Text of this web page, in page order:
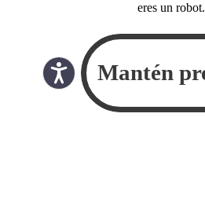
eres un robot.